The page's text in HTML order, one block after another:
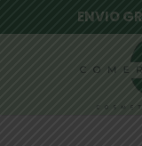
ENVIO